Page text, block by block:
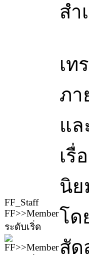
FF_Staff
FF>>Member
ระดับเริ่ด
สำ
เท
ภา
แล
เรื่
นิย
โด
สัด